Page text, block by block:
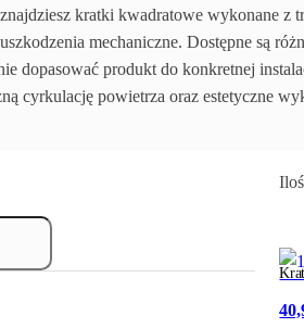
kratki kwadratowe wykonane z
mechaniczne. Dostępne są
dopasować produkt do konkretnej
cyrkulację powietrza oraz estetyczne